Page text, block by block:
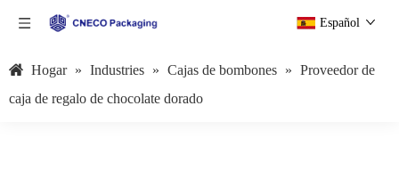
Español
Hogar » Industries » Cajas de bombones » Proveedor de
caja de regalo de chocolate dorado